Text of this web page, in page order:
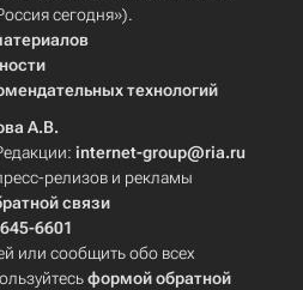
сегодня»).
технологий
А.В.
internet-group@ria.ru
релизов и рекламы
связи
6601
или сообщить обо всех
формой обратной